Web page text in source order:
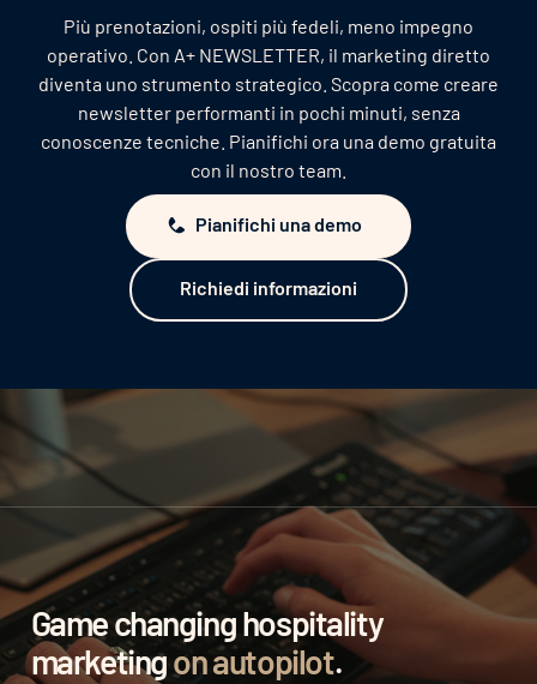
aggiornamento automatico dello stato
di iscrizione/cancellazione
Invio delle cancellazioni al PMS
Invio delle iscrizioni (dopo il DOI) al PMS
Fidelio
Importazione delle iscrizioni dal PMS e
aggiornamento automatico dello stato
Invio delle cancellazioni al PMS
Invio delle iscrizioni (dopo il DOI) al PMS
Mews
Importazione delle iscrizioni dal PMS e
aggiornamento automatico dello stato
di iscrizione/cancellazione
In questo modo è possibile integrare in modo
rapido e semplice nella newsletter immagini,
citazioni, offerte e molto altro.
Più prenotazioni, ospiti più fedeli, meno impegno
operativo. Con A+ NEWSLETTER, il marketing diretto
diventa uno strumento strategico. Scopra come creare
newsletter performanti in pochi minuti, senza
conoscenze tecniche. Pianifichi ora una demo gratuita
con il nostro team.
Pianifichi una demo
Pianifichi una demo
Richiedi informazioni
Richiedi informazioni
Game changing hospitality
marketingon autopilot.